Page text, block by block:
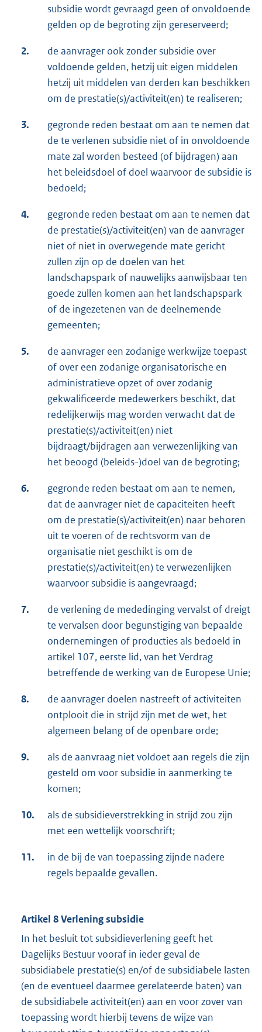
subsidie wordt gevraagd geen of onvoldoende
gelden op de begroting zijn gereserveerd;
2.
de aanvrager ook zonder subsidie over
voldoende gelden, hetzij uit eigen middelen
hetzij uit middelen van derden kan beschikken
om de prestatie(s)/activiteit(en) te realiseren;
3.
gegronde reden bestaat om aan te nemen dat
de te verlenen subsidie niet of in onvoldoende
mate zal worden besteed (of bijdragen) aan
het beleidsdoel of doel waarvoor de subsidie is
bedoeld;
4.
gegronde reden bestaat om aan te nemen dat
de prestatie(s)/activiteit(en) van de aanvrager
niet of niet in overwegende mate gericht
zullen zijn op de doelen van het
landschapspark of nauwelijks aanwijsbaar ten
goede zullen komen aan het landschapspark
of de ingezetenen van de deelnemende
gemeenten;
5.
de aanvrager een zodanige werkwijze toepast
of over een zodanige organisatorische en
administratieve opzet of over zodanig
gekwalificeerde medewerkers beschikt, dat
redelijkerwijs mag worden verwacht dat de
prestatie(s)/activiteit(en) niet
bijdraagt/bijdragen aan verwezenlijking van
het beoogd (beleids-)doel van de begroting;
6.
gegronde reden bestaat om aan te nemen,
dat de aanvrager niet de capaciteiten heeft
om de prestatie(s)/activiteit(en) naar behoren
uit te voeren of de rechtsvorm van de
organisatie niet geschikt is om de
prestatie(s)/activiteit(en) te verwezenlijken
waarvoor subsidie is aangevraagd;
7.
de verlening de mededinging vervalst of dreigt
te vervalsen door begunstiging van bepaalde
ondernemingen of producties als bedoeld in
artikel 107, eerste lid, van het Verdrag
betreffende de werking van de Europese Unie;
8.
de aanvrager doelen nastreeft of activiteiten
ontplooit die in strijd zijn met de wet, het
algemeen belang of de openbare orde;
9.
als de aanvraag niet voldoet aan regels die zijn
gesteld om voor subsidie in aanmerking te
komen;
10.
als de subsidieverstrekking in strijd zou zijn
met een wettelijk voorschrift;
11.
in de bij de van toepassing zijnde nadere
regels bepaalde gevallen.
Artikel 8 Verlening subsidie
In het besluit tot subsidieverlening geeft het
Dagelijks Bestuur vooraf in ieder geval de
subsidiabele prestatie(s) en/of de subsidiabele lasten
(en de eventueel daarmee gerelateerde baten) van
de subsidiabele activiteit(en) aan en voor zover van
toepassing wordt hierbij tevens de wijze van